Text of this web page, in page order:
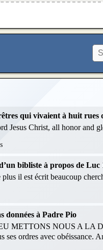
qui vivaient à huit
Jesus Christ, all honor and
bibliste à propos de Luc
il est écrit beaucoup
données à Padre Pio
METTONS NOUS A LA
ses ordres avec obéissance.